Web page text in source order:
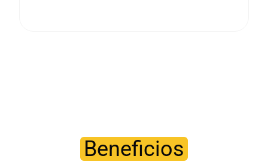
Beneficios